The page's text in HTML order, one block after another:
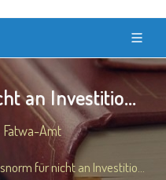
an Investitio...
Fatwa-Amt
für nicht an Investitio...